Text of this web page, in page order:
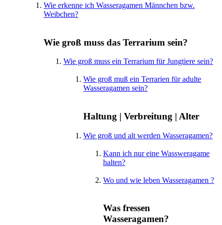
Wie erkenne ich Wasseragamen Männchen bzw.
Weibchen?
Wie groß muss das Terrarium sein?
Wie groß muss ein Terrarium für Jungtiere sein?
Wie groß muß ein Terrarien für adulte
Wasseragamen sein?
Haltung | Verbreitung | Alter
Wie groß und alt werden Wasseragamen?
Kann ich nur eine Wassweragame
halten?
Wo und wie leben Wasseragamen ?
Was fressen
Wasseragamen?